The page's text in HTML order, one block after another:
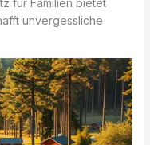
unvergessliche